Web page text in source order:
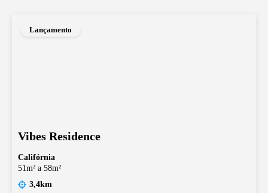
Lançamento
Vibes Residence
Califórnia
51m² a 58m²
3,4km